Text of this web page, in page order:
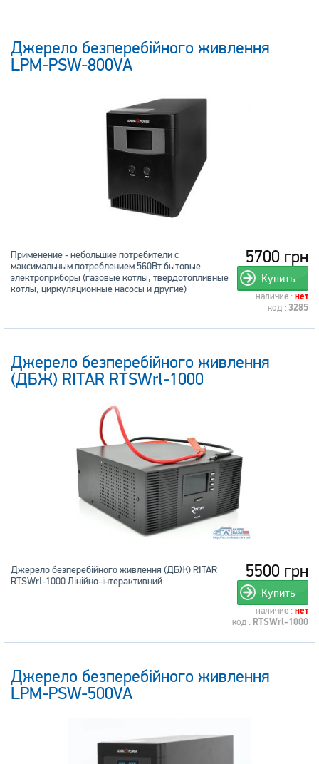
Джерело безперебійного живлення
LPM-PSW-800VA
5700 грн
Купить
наличие : нет
код : 3285
Применение - небольшие потребители с
максимальным потреблением 560Вт бытовые
электроприборы (газовые котлы, твердотопливные
котлы, циркуляционные насосы и другие)
Джерело безперебійного живлення
(ДБЖ) RITAR RTSWrl-1000
5500 грн
Купить
наличие : нет
код : RTSWrl-1000
Джерело безперебійного живлення (ДБЖ) RITAR
RTSWrl-1000 Лінійно-інтерактивний
Джерело безперебійного живлення
LPM-PSW-500VA